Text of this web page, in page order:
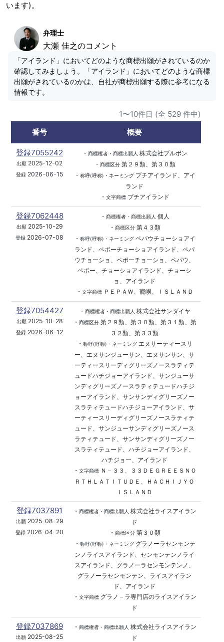
います)。
弁理士
大瀬 佳之のコメント
「アイランド」においてどのような商標出願がされているのか
確認してみましょう。「アイランド」においてどのような商標
出願がされているのかは、自社が商標出願する際に参考になる
情報です。
1〜10件目 (全 529 件中)
番号
概要
登録7055242
出願 2025-12-02
登録 2026-06-15
・ 商標権者・商標出願人 株式会社ブルボン
・ 商標区分第２９類、第３０類
・ 称呼(呼称)・ネーミングプチアイランド、アイ
ランド
・ 文字商標プチアイランド
登録7062448
出願2025-10-29
登録 2026-07-08
・ 商標権者・商標出願人 個人
・ 商標区分第４３類
・ 称呼(呼称)・ネーミングペパウチョーショアイ
ランド、ペポーチョーショアイランド、ペパ
ウチョーショ、ペポーチョーショ、ペパウ、
ペポー、チョーショアイランド、チョーシ
ョ、アイランド
・ 文字商標ＰＥＰＡＷ、寵嶼、ＩＳＬＡＮＤ
登録7054427
出願2025-10-28
登録 2026-06-12
・ 商標権者・商標出願人 株式会社サンダイヤ
・ 商標区分第２９類、第３０類、第３１類、第
３２類、第３３類
・ 称呼(呼称)・ネーミングエヌサーティースリ
ー、エヌサンジューサン、エヌサンサン、サ
ーティースリーディグリーズノースラティテ
ュードハチジョーアイランド、サンジューサ
ンディグリーズノースラティテュードハチジ
ョーアイランド、サンサンディグリーズノー
スラティテュードハチジョーアイランド、サ
ーティースリーディグリーズノースラティテ
ュード、サンジューサンディグリーズノース
ラティテュード、サンサンディグリーズノー
スラティテュード、ハチジョーアイランド、
ハチジョー、アイランド
・ 文字商標Ｎ－３３、３３ＤＥＧＲＥＥＳＮＯ
ＲＴＨＬＡＴＩＴＵＤＥ、ＨＡＣＨＩＪＹＯ
ＩＳＬＡＮＤ
登録7037891
出願2025-08-29
登録 2026-04-20
・ 商標権者・商標出願人 株式会社ライスアイラン
ド
・ 商標区分第３０類
・ 称呼(呼称)・ネーミンググラノーラセンモンテ
ンノライスアイランド、センモンテンノライ
スアイランド、グラノーラセンモンテンノ、
グラノーラセンモンテン、ライスアイラン
ド、アイランド
・ 文字商標グラノ－ラ専門店のライスアイラン
ド
登録7037869
出願 2025-08-25
・ 商標権者・商標出願人 株式会社ライスアイラン
ド